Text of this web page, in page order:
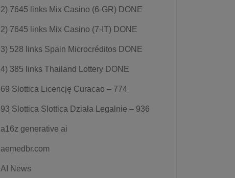
2) 7645 links Mix Casino (6-GR) DONE
2) 7645 links Mix Casino (7-IT) DONE
3) 528 links Spain Microcréditos DONE
4) 385 links Thailand Lottery DONE
69 Slottica Licencję Curacao – 774
93 Slottica Slottica Działa Legalnie – 936
a16z generative ai
aemedbr.com
AI News